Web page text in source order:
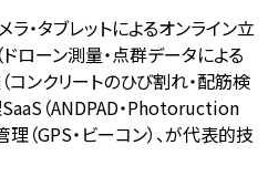
ラ・タブレットによるオンライン立
ドローン測量・点群データによる
コンクリートのひび割れ・配筋検
SaaS（ANDPAD・Photoruction
理（GPS・ビーコン）、が代表的技